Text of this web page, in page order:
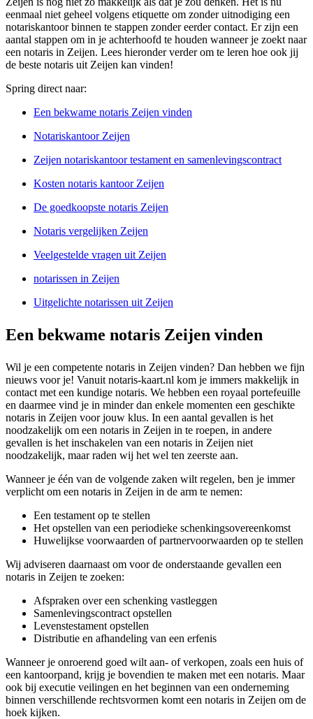
eenmaal niet geheel volgens etiquette om zonder uitnodiging een
notariskantoor binnen te stappen zonder eerder contact. Er zijn een
aantal stappen om in je achterhoofd te houden wanneer je zoekt naar
een notaris in Zeijen. Lees hieronder verder om te leren hoe ook jij
de beste notaris uit Zeijen kan vinden!
Spring direct naar:
Een bekwame notaris Zeijen vinden
Notariskantoor Zeijen
Zeijen notariskantoor testament en samenlevingscontract
Kosten notaris kantoor Zeijen
De goedkoopste notaris Zeijen
Notaris vergelijken Zeijen
Veelgestelde vragen uit Zeijen
notarissen in Zeijen
Uitgelichte notarissen uit Zeijen
Een bekwame notaris Zeijen vinden
Wil je een competente notaris in Zeijen vinden? Dan hebben we fijn
nieuws voor je! Vanuit notaris-kaart.nl kom je immers makkelijk in
contact met een kundige notaris. We hebben een royaal portefeuille
en daarmee vind je in minder dan enkele momenten een geschikte
notaris in Zeijen voor jouw klus. In een aantal gevallen is het
noodzakelijk om een notaris in Zeijen in te roepen, in andere
gevallen is het inschakelen van een notaris in Zeijen niet
noodzakelijk, maar raden wij het wel ten zeerste aan.
Wanneer je één van de volgende zaken wilt regelen, ben je immer
verplicht om een notaris in Zeijen in de arm te nemen:
Een testament op te stellen
Het opstellen van een periodieke schenkingsovereenkomst
Huwelijkse voorwaarden of partnervoorwaarden op te stellen
Wij adviseren daarnaast om voor de onderstaande gevallen een
notaris in Zeijen te zoeken:
Afspraken over een schenking vastleggen
Samenlevingscontract opstellen
Levenstestament opstellen
Distributie en afhandeling van een erfenis
Wanneer je onroerend goed wilt aan- of verkopen, zoals een huis of
een kantoorpand, krijg je bovendien te maken met een notaris. Maar
ook bij executie veilingen en het beginnen van een onderneming
binnen verschillende rechtsvormen komt een notaris in Zeijen om de
hoek kijken.